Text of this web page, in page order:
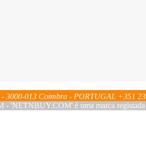
3000-013 Coimbra - PORTUGAL +351
'NETNBUY.COM' é uma marca